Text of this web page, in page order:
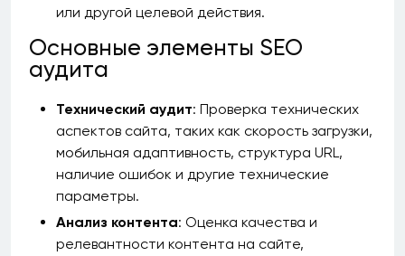
или другой целевой действия.
Основные элементы SEO
аудита
Технический аудит: Проверка технических
аспектов сайта, таких как скорость загрузки,
мобильная адаптивность, структура URL,
наличие ошибок и другие технические
параметры.
Анализ контента: Оценка качества и
релевантности контента на сайте,